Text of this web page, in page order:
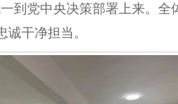
到党中央决策部署上来。 全
干净担当。